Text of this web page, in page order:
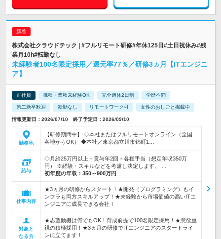
株式会社クラウドテック | #フルリモート研修#年休125日#土日祝休み#残
業月10h#転勤なし
未経験者100名限定採用／還元率77％／研修3ヵ月【ITエンジニ
ア】
正社員 職種・業種未経験OK 完全週休2日制 学歴不問
第二新卒歓迎 転勤なし リモートワーク可 女性のおしごと掲載中
情報更新日：2026/07/10 終了予定日：2026/09/10
勤務地
【研修期間中】 ◇本社またはフルリモートオンライン（全国
各地からOK） ◆本社／東京都立川市錦町1…
給与
◇月給25万円以上＋賞与年2回＋各種手当（想定年収350万
円） ※経験・スキルなどを考慮し決定します。 …
初年度の年収： 350～900万円
仕事内容
★3ヵ月の研修からスタート！★開発（プログラミング）もイ
ンフラも両方スキルアップ！★未経験から市場価値の高いITエ
ンジニアに成長できる会社！
対象と
なる方
★志望動機は何でもOK！育成前提で100名限定採用！★意欲重
視の積極採用！★3ヵ月の研修でITエンジニアのスタートライ
ンに立てます！